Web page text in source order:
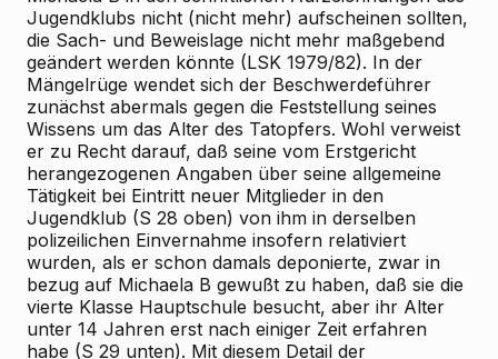
Jugendklubs nicht (nicht mehr) aufscheinen sollten,
die Sach- und Beweislage nicht mehr maßgebend
geändert werden könnte (LSK 1979/82). In der
Mängelrüge wendet sich der Beschwerdeführer
zunächst abermals gegen die Feststellung seines
Wissens um das Alter des Tatopfers. Wohl verweist
er zu Recht darauf, daß seine vom Erstgericht
herangezogenen Angaben über seine allgemeine
Tätigkeit bei Eintritt neuer Mitglieder in den
Jugendklub (S 28 oben) von ihm in derselben
polizeilichen Einvernahme insofern relativiert
wurden, als er schon damals deponierte, zwar in
bezug auf Michaela B gewußt zu haben, daß sie die
vierte Klasse Hauptschule besucht, aber ihr Alter
unter 14 Jahren erst nach einiger Zeit erfahren
habe (S 29 unten). Mit diesem Detail der